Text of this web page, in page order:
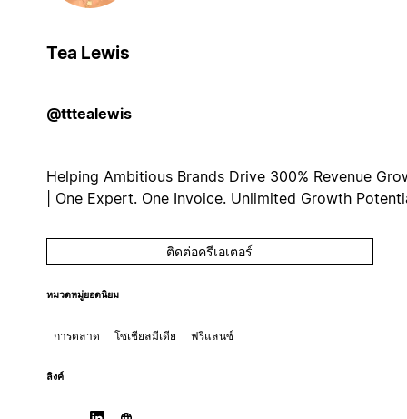
Tea Lewis
@tttealewis
Helping Ambitious Brands Drive 300% Revenue
| One Expert. One Invoice. Unlimited Growth
ติดต่อครีเอเตอร์
หมวดหมู่ยอดนิยม
การตลาด โซเชียลมีเดีย ฟรีแลนซ์
ลิงค์